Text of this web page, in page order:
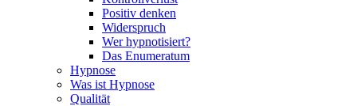
Positiv denken
Widerspruch
Wer hypnotisiert?
Das Enumeratum
Hypnose
Was ist Hypnose
Qualität